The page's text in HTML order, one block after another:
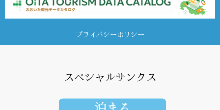
プライバシーポリシー
スペシャルサンクス